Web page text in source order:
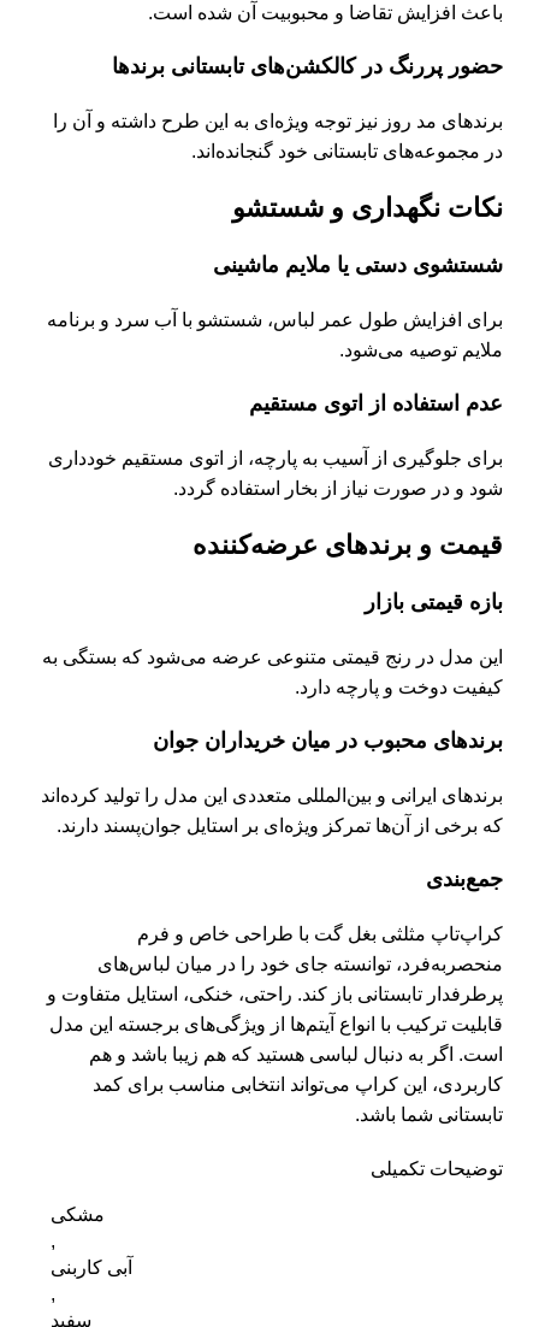
باعث افزایش تقاضا و محبوبیت آن شده است.
حضور پررنگ در کالکشن‌های تابستانی برندها
برندهای مد روز نیز توجه ویژه‌ای به این طرح داشته و آن را
در مجموعه‌های تابستانی خود گنجانده‌اند.
نکات نگهداری و شستشو
شستشوی دستی یا ملایم ماشینی
برای افزایش طول عمر لباس، شستشو با آب سرد و برنامه
ملایم توصیه می‌شود.
عدم استفاده از اتوی مستقیم
برای جلوگیری از آسیب به پارچه، از اتوی مستقیم خودداری
شود و در صورت نیاز از بخار استفاده گردد.
قیمت و برندهای عرضه‌کننده
بازه قیمتی بازار
این مدل در رنج قیمتی متنوعی عرضه می‌شود که بستگی به
کیفیت دوخت و پارچه دارد.
برندهای محبوب در میان خریداران جوان
برندهای ایرانی و بین‌المللی متعددی این مدل را تولید کرده‌اند
که برخی از آن‌ها تمرکز ویژه‌ای بر استایل جوان‌پسند دارند.
جمع‌بندی
کراپ‌تاپ مثلثی بغل گت با طراحی خاص و فرم
منحصربه‌فرد، توانسته جای خود را در میان لباس‌های
پرطرفدار تابستانی باز کند. راحتی، خنکی، استایل متفاوت و
قابلیت ترکیب با انواع آیتم‌ها از ویژگی‌های برجسته این مدل
است. اگر به دنبال لباسی هستید که هم زیبا باشد و هم
کاربردی، این کراپ می‌تواند انتخابی مناسب برای کمد
تابستانی شما باشد.
توضیحات تکمیلی
مشکی
,
آبی کاربنی
,
سفید